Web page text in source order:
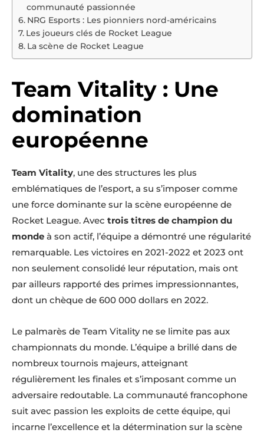
communauté passionnée
NRG Esports : Les pionniers nord-américains
Les joueurs clés de Rocket League
La scène de Rocket League
Team Vitality : Une
domination
européenne
Team Vitality, une des structures les plus
emblématiques de l’esport, a su s’imposer comme
une force dominante sur la scène européenne de
Rocket League. Avec trois titres de champion du
monde à son actif, l’équipe a démontré une régularité
remarquable. Les victoires en 2021-2022 et 2023 ont
non seulement consolidé leur réputation, mais ont
par ailleurs rapporté des primes impressionnantes,
dont un chèque de 600 000 dollars en 2022.
Le palmarès de Team Vitality ne se limite pas aux
championnats du monde. L’équipe a brillé dans de
nombreux tournois majeurs, atteignant
régulièrement les finales et s’imposant comme un
adversaire redoutable. La communauté francophone
suit avec passion les exploits de cette équipe, qui
incarne l’excellence et la détermination sur la scène